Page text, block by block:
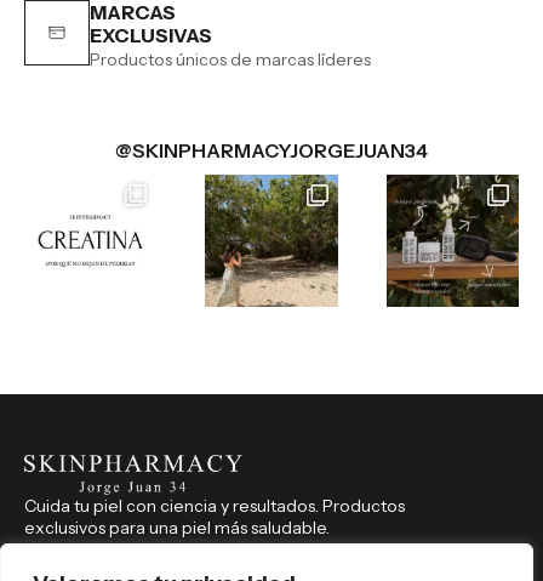
MARCAS
EXCLUSIVAS
Productos únicos de marcas líderes
@SKINPHARMACYJORGEJUAN34
Cuida tu piel con ciencia y resultados. Productos
exclusivos para una piel más saludable.
914 350 541